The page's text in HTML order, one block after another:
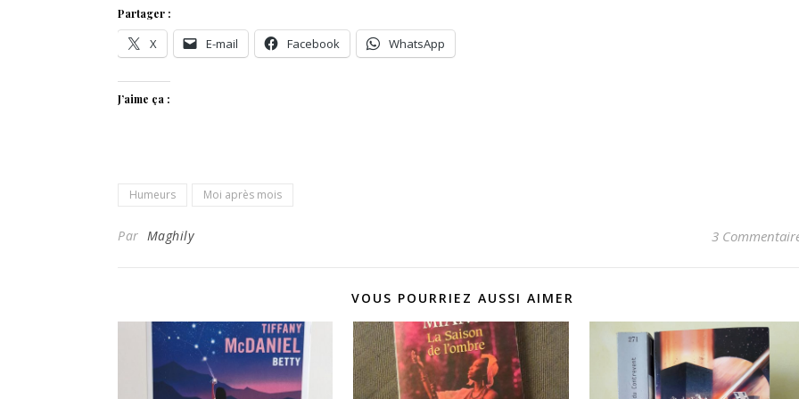
Partager :
X E-mail Facebook WhatsApp
J’aime ça :
Humeurs Moi après mois
Par Maghily 3
VOUS POURRIEZ AUSSI AIMER